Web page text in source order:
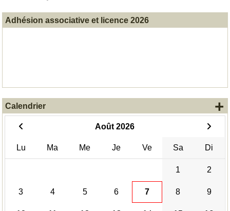
Adhésion associative et licence 2026
Calendrier
Août 2026
Lu Ma Me Je Ve Sa Di
1 2
3 4 5 6 7 8 9
+